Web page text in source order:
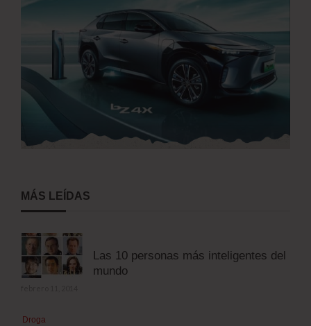
MÁS LEÍDAS
Las 10 personas más inteligentes del
mundo
Droga